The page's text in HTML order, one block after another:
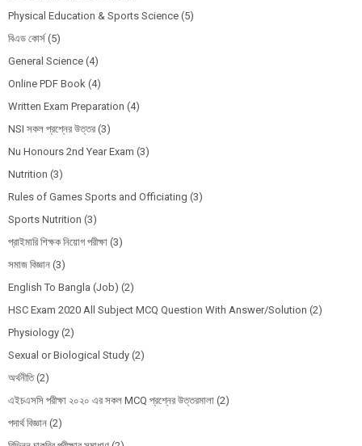
Physical Education & Sports Science (5)
বিএড কোর্স (5)
General Science (4)
Online PDF Book (4)
Written Exam Preparation (4)
NSI সকল প্রশ্নের উত্তর (3)
Nu Honours 2nd Year Exam (3)
Nutrition (3)
Rules of Games Sports and Officiating (3)
Sports Nutrition (3)
প্রাইমারি শিক্ষক নিয়োগ পরীক্ষা (3)
সমাজ বিজ্ঞান (3)
English To Bangla (Job) (2)
HSC Exam 2020 All Subject MCQ Question With Answer/Solution (2)
Physiology (2)
Sexual or Biological Study (2)
অর্থনীতি (2)
এইচএসসি পরীক্ষা ২০২০ এর সকল MCQ প্রশ্নের উত্তরমালা (2)
পদার্থ বিজ্ঞান (2)